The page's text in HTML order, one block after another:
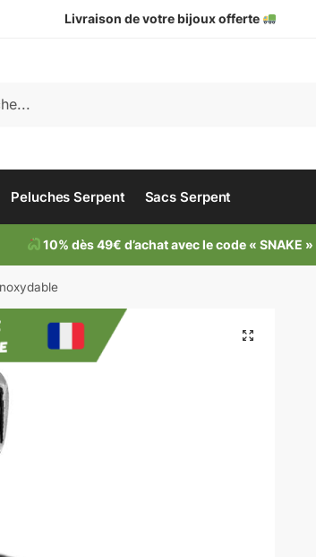
Livraison de votre bijoux offerte
Peluches Serpent Sacs Serpent
10% dès 49€ d’achat avec le code « SNAKE »